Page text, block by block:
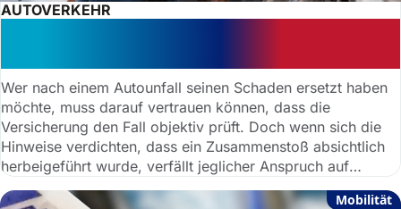
AUTOVERKEHR
Wer nach einem Autounfall seinen Schaden ersetzt haben
möchte, muss darauf vertrauen können, dass die
Versicherung den Fall objektiv prüft. Doch wenn sich die
Hinweise verdichten, dass ein Zusammenstoß absichtlich
herbeigeführt wurde, verfällt jeglicher Anspruch auf
Entschädigung.
Mobilität